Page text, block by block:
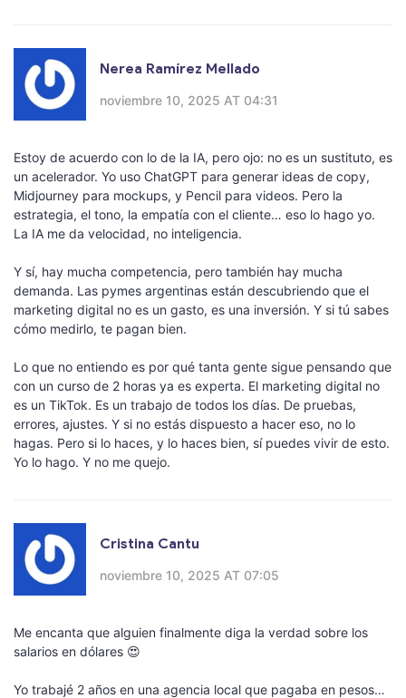
Nerea Ramírez Mellado
noviembre 10, 2025 AT 04:31
Estoy de acuerdo con lo de la IA, pero ojo: no es un sustituto, es
un acelerador. Yo uso ChatGPT para generar ideas de copy,
Midjourney para mockups, y Pencil para videos. Pero la
estrategia, el tono, la empatía con el cliente… eso lo hago yo.
La IA me da velocidad, no inteligencia.
Y sí, hay mucha competencia, pero también hay mucha
demanda. Las pymes argentinas están descubriendo que el
marketing digital no es un gasto, es una inversión. Y si tú sabes
cómo medirlo, te pagan bien.
Lo que no entiendo es por qué tanta gente sigue pensando que
con un curso de 2 horas ya es experta. El marketing digital no
es un TikTok. Es un trabajo de todos los días. De pruebas,
errores, ajustes. Y si no estás dispuesto a hacer eso, no lo
hagas. Pero si lo haces, y lo haces bien, sí puedes vivir de esto.
Yo lo hago. Y no me quejo.
Cristina Cantu
noviembre 10, 2025 AT 07:05
Me encanta que alguien finalmente diga la verdad sobre los
salarios en dólares 😍
Yo trabajé 2 años en una agencia local que pagaba en pesos…